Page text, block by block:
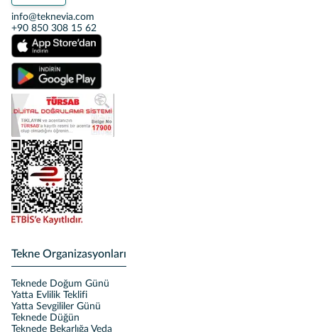
info@teknevia.com
+90 850 308 15 62
Tekne Organizasyonları
Teknede Doğum Günü
Yatta Evlilik Teklifi
Yatta Sevgililer Günü
Teknede Düğün
Teknede Bekarlığa Veda